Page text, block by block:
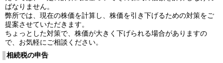
ばなりません。
弊所では、現在の株価を計算し、株価を引き下げるための対策をご
提案させていただきます。
ちょっとした対策で、株価が大きく下げられる場合がありますの
で、お気軽にご相談ください。
相続税の申告